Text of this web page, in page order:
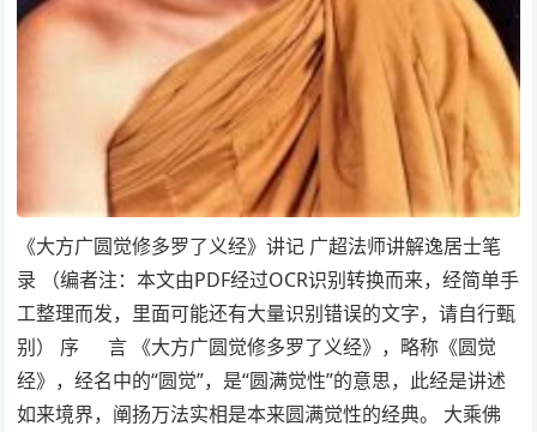
《大方广圆觉修多罗了义经》讲记 广超法师讲解逸居士笔
录 （编者注：本文由PDF经过OCR识别转换而来，经简单手
工整理而发，里面可能还有大量识别错误的文字，请自行甄
别） 序 言 《大方广圆觉修多罗了义经》，略称《圆觉
经》，经名中的“圆觉”，是“圆满觉性”的意思，此经是讲述
如来境界，阐扬万法实相是本来圆满觉性的经典。 大乘佛